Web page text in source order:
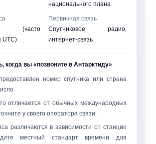
национального плана
(часто
UTC)
Первичная связь
Спутниковое радио,
интернет-связь
когда вы «позвоните в Антарктиду»
номер спутника или страна
отличается от обычных международных
у своего оператора связи.
различаются в зависимости от станции
местный стандарт времени для